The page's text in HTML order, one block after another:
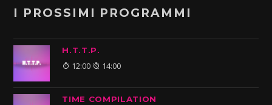
I PROSSIMI PROGRAMMI
H.T.T.P.
12:00 14:00
TIME COMPILATION